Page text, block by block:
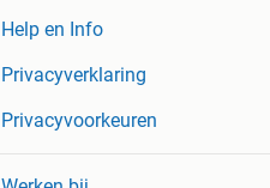
Help en Info
Privacyverklaring
Privacyvoorkeuren